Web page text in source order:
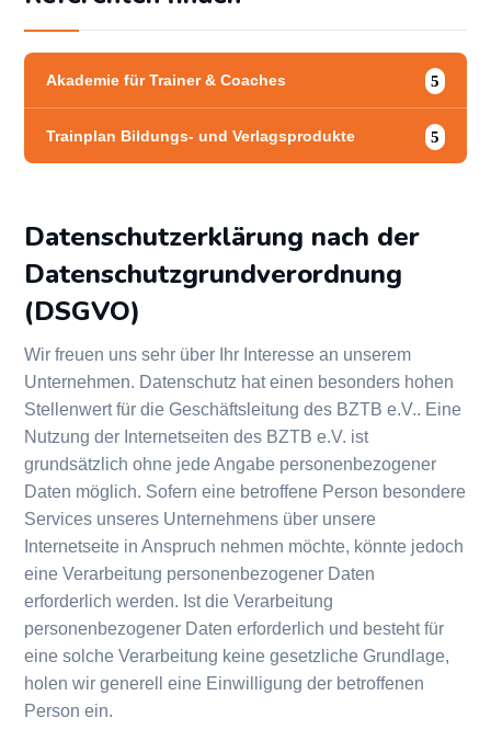
Akademie für Trainer & Coaches
Trainplan Bildungs- und Verlagsprodukte
Datenschutzerklärung nach der
Datenschutzgrundverordnung
(DSGVO)
Wir freuen uns sehr über Ihr Interesse an unserem
Unternehmen. Datenschutz hat einen besonders hohen
Stellenwert für die Geschäftsleitung des BZTB e.V.. Eine
Nutzung der Internetseiten des BZTB e.V. ist
grundsätzlich ohne jede Angabe personenbezogener
Daten möglich. Sofern eine betroffene Person besondere
Services unseres Unternehmens über unsere
Internetseite in Anspruch nehmen möchte, könnte jedoch
eine Verarbeitung personenbezogener Daten
erforderlich werden. Ist die Verarbeitung
personenbezogener Daten erforderlich und besteht für
eine solche Verarbeitung keine gesetzliche Grundlage,
holen wir generell eine Einwilligung der betroffenen
Person ein.